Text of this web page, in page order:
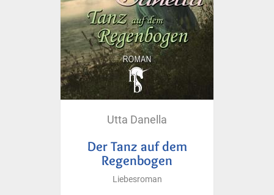
Utta Danella
Der Tanz auf dem
Regenbogen
Liebesroman